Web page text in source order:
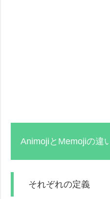
AnimojiとMemojiの違
それぞれの定義